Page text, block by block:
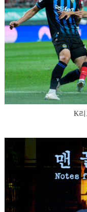
K리